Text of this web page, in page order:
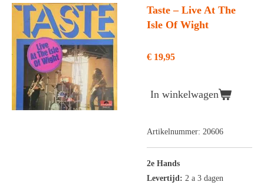
Taste ‎– Live At The
Isle Of Wight
€ 19,95
In winkelwagen
Artikelnummer: 20606
2e Hands
Levertijd: 2 a 3 dagen